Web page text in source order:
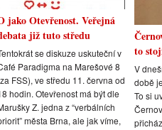
jako Otevřenost. Veřejná
již tuto středu
se diskuze uskuteční v
Paradigma na Marešové 8
FSS), ve středu 11. června od
hodin. Otevřenost má být dle
Z. jedna z “verbálních
města Brna, ale jak víme,
to
V
době
To si